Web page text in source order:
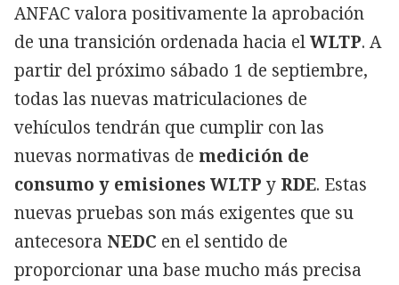
ANFAC valora positivamente la aprobación
de una transición ordenada hacia elWLTP. A
partir del próximo sábado 1 de septiembre,
todas las nuevas matriculaciones de
vehículos tendrán que cumplir con las
nuevas normativas de medición de
consumo y emisiones WLTP y RDE. Estas
nuevas pruebas son más exigentes que su
antecesora NEDC en el sentido de
proporcionar una base mucho más precisa